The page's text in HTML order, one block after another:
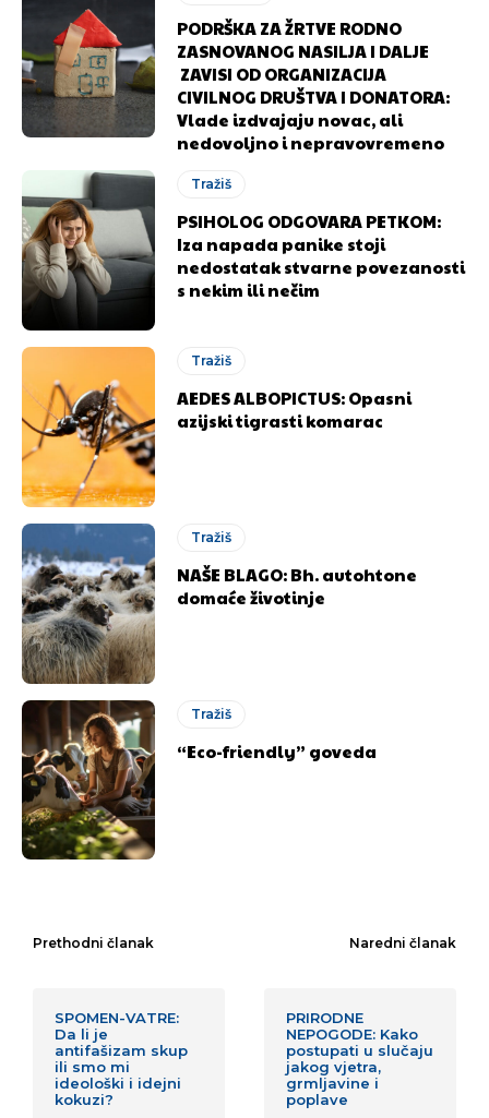
PODRŠKA ZA ŽRTVE RODNO
ZASNOVANOG NASILJA I DALJE
ZAVISI OD ORGANIZACIJA
CIVILNOG DRUŠTVA I DONATORA:
Vlade izdvajaju novac, ali
nedovoljno i nepravovremeno
Tražiš
PSIHOLOG ODGOVARA PETKOM:
Iza napada panike stoji
nedostatak stvarne povezanosti
s nekim ili nečim
Tražiš
AEDES ALBOPICTUS: Opasni
azijski tigrasti komarac
Tražiš
NAŠE BLAGO: Bh. autohtone
domaće životinje
Tražiš
“Eco-friendly” goveda
Prethodni članak
SPOMEN-VATRE:
Da li je
antifašizam skup
ili smo mi
ideološki i idejni
kokuzi?
Naredni članak
PRIRODNE
NEPOGODE: Kako
postupati u slučaju
jakog vjetra,
grmljavine i
poplave